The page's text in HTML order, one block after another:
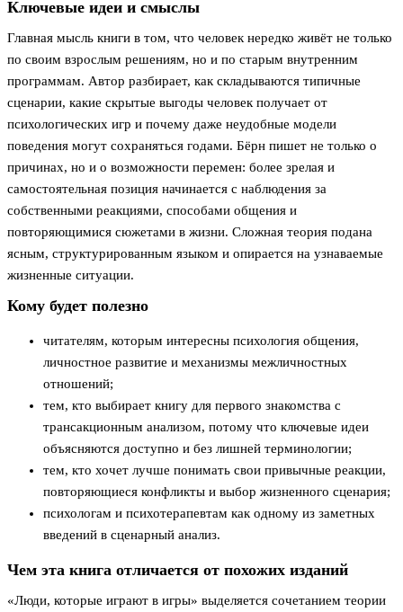
Ключевые идеи и смыслы
Главная мысль книги в том, что человек нередко живёт не только
по своим взрослым решениям, но и по старым внутренним
программам. Автор разбирает, как складываются типичные
сценарии, какие скрытые выгоды человек получает от
психологических игр и почему даже неудобные модели
поведения могут сохраняться годами. Бёрн пишет не только о
причинах, но и о возможности перемен: более зрелая и
самостоятельная позиция начинается с наблюдения за
собственными реакциями, способами общения и
повторяющимися сюжетами в жизни. Сложная теория подана
ясным, структурированным языком и опирается на узнаваемые
жизненные ситуации.
Кому будет полезно
читателям, которым интересны психология общения,
личностное развитие и механизмы межличностных
отношений;
тем, кто выбирает книгу для первого знакомства с
трансакционным анализом, потому что ключевые идеи
объясняются доступно и без лишней терминологии;
тем, кто хочет лучше понимать свои привычные реакции,
повторяющиеся конфликты и выбор жизненного сценария;
психологам и психотерапевтам как одному из заметных
введений в сценарный анализ.
Чем эта книга отличается от похожих изданий
«Люди, которые играют в игры» выделяется сочетанием теории